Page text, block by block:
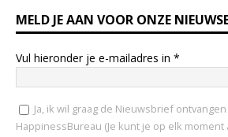
MELD JE AAN VOOR ONZE
Vul hieronder je e-mailadres in *
Ja, ik wil graag de Nieuwsbrief
HappinessBureau (Je kunt je op elk moment